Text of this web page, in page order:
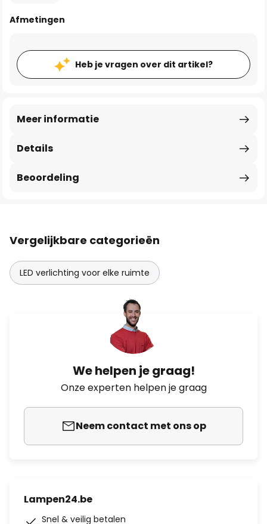
Afmetingen
Heb je vragen over dit artikel?
Details
Meer informatie
Beoordeling
Vergelijkbare categorieën
LED verlichting voor elke ruimte
We helpen je graag!
Onze experten helpen je graag
Neem contact met ons op
Lampen24.be
Snel & veilig betalen